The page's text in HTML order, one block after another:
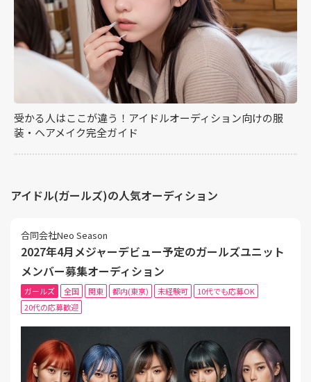
受かる人はここが違う！アイドルオーディション向けの服
装・ヘアメイク完全ガイド
アイドル(ガールズ)の人気オーディション
合同会社Neo Season
2027年4月メジャーデビュー予定のガールズユニット
メンバー募集オーディション
ガールズ 全国 関東 都内(東京) 未経験可
10代でも応募OK
20代の応募歓迎